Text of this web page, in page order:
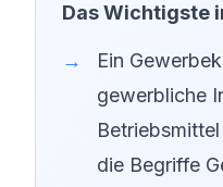
Das Wichtigste
Ein
gewerbliche
die Begriffe